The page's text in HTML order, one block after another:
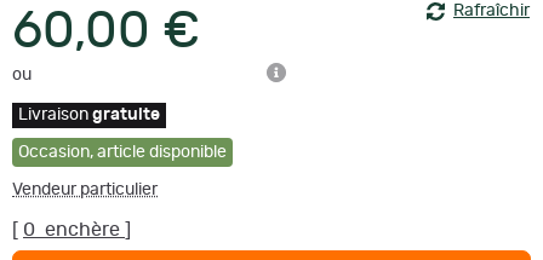
Rafraîchir
60,00 €
ou
Livraison gratuite
Occasion, article disponible
Vendeur particulier
0 enchère